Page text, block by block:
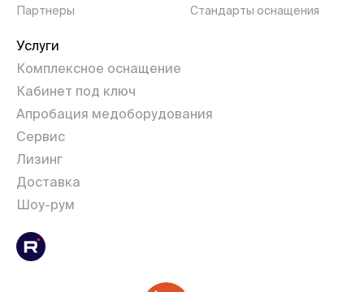
Партнеры
Стандарты оснащения
Услуги
Комплексное оснащение
Кабинет под ключ
Апробация медоборудования
Сервис
Лизинг
Доставка
Шоу-рум